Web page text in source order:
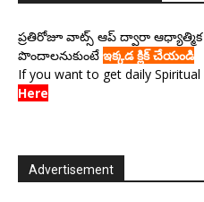
ప్రతిరోజూ వాట్స్ ఆప్ ద్వారా
పొందాలనుకుంటే ఇక్కడ క్లిక్ చేయండి
If you want to get daily
Here
Advertisement